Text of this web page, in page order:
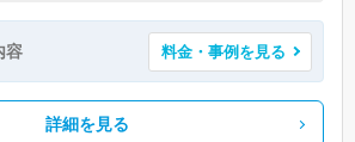
容 料金・事例を見る
詳細を見る